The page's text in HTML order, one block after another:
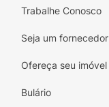
Saturada.
Trabalhe Conosco
Seja um fornecedor
Ofereça seu imóvel
Bulário